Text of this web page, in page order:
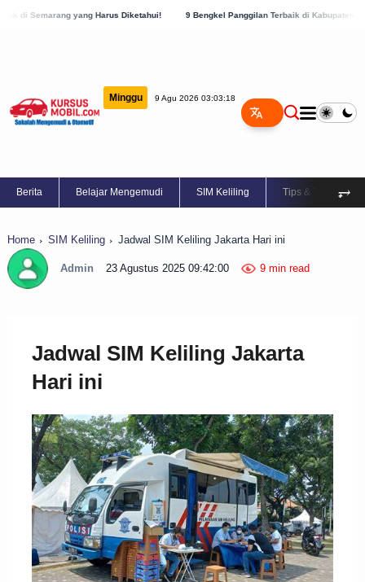
Harus Diketahui! 9 Bengkel Panggilan Terbaik di Kabupaten Semarang, Cek
Minggu 9 Agu 2026 03:03:19
Berita Belajar Mengemudi SIM Keliling Tips & Trik ⥅
Home SIM Keliling Jadwal SIM Keliling Jakarta Hari ini
Admin 23 Agustus 2025 09:42:00 9 min read
Jadwal SIM Keliling Jakarta
Hari ini